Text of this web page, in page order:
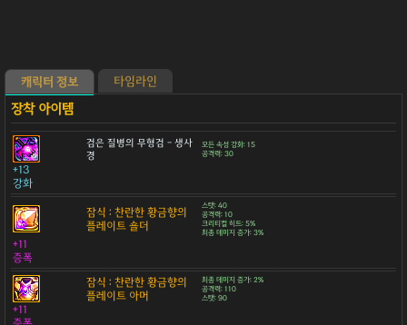
캐릭터 정보 타임라인
검은 질병의 무형검 - 생사
경
모든 속성 강화: 15
공격력: 30
+13
강화
잠식 : 찬란한 황금향의
플레이트 숄더
스탯: 40
공격력: 10
크리티컬 히트: 5%
최종 데미지 증가: 3%
+11
증폭
잠식 : 찬란한 황금향의
플레이트 아머
최종 데미지 증가: 2%
공격력: 110
스탯: 90
+11